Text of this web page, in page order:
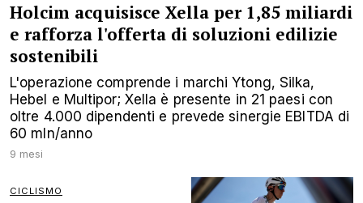
Holcim acquisisce Xella per 1,85 miliardi
e rafforza l'offerta di soluzioni edilizie
sostenibili
L'operazione comprende i marchi Ytong, Silka,
Hebel e Multipor; Xella è presente in 21 paesi con
oltre 4.000 dipendenti e prevede sinergie EBITDA di
60 mln/anno
9 mesi
CICLISMO